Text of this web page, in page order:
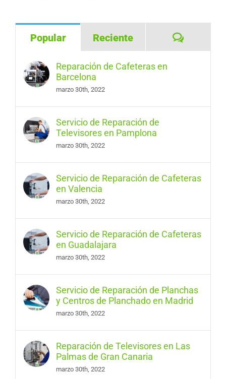
Popular Reciente
Reparación de Cafeteras en
Barcelona
marzo 30th, 2022
Servicio de Reparación de
Televisores en Pamplona
marzo 30th, 2022
Servicio de Reparación de Cafeteras
en Valencia
marzo 30th, 2022
Servicio de Reparación de Cafeteras
en Guadalajara
marzo 30th, 2022
Servicio de Reparación de Planchas
y Centros de Planchado en Madrid
marzo 30th, 2022
Reparación de Televisores en Las
Palmas de Gran Canaria
marzo 30th, 2022